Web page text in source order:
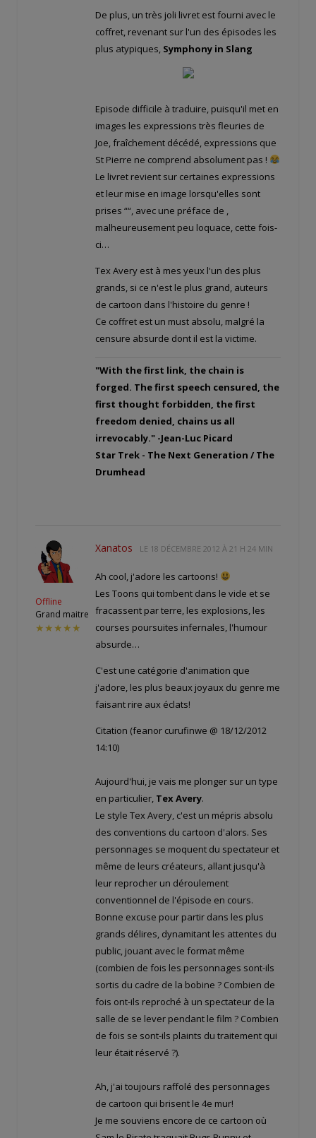
De plus, un très joli livret est fourni avec le
coffret, revenant sur l'un des épisodes les
plus atypiques, Symphony in Slang
Episode difficile à traduire, puisqu'il met en
images les expressions très fleuries de
Joe, fraîchement décédé, expressions que
St Pierre ne comprend absolument pas !
Le livret revient sur certaines expressions
et leur mise en image lorsqu'elles sont
prises ““, avec une préface de ,
malheureusement peu loquace, cette fois-
ci…
Tex Avery est à mes yeux l'un des plus
grands, si ce n'est le plus grand, auteurs
de cartoon dans l'histoire du genre !
Ce coffret est un must absolu, malgré la
censure absurde dont il est la victime.
"With the first link, the chain is
forged. The first speech censured, the
first thought forbidden, the first
freedom denied, chains us all
irrevocably." -Jean-Luc Picard
Star Trek - The Next Generation / The
Drumhead
Offline
Grand maitre
★★★★★
Xanatos LE 18 DÉCEMBRE 2012 À 21 H 24 MIN
Ah cool, j'adore les cartoons!
Les Toons qui tombent dans le vide et se
fracassent par terre, les explosions, les
courses poursuites infernales, l'humour
absurde…
C'est une catégorie d'animation que
j'adore, les plus beaux joyaux du genre me
faisant rire aux éclats!
Citation (feanor curufinwe @ 18/12/2012
14:10)
Aujourd'hui, je vais me plonger sur un type
en particulier, Tex Avery.
Le style Tex Avery, c'est un mépris absolu
des conventions du cartoon d'alors. Ses
personnages se moquent du spectateur et
même de leurs créateurs, allant jusqu'à
leur reprocher un déroulement
conventionnel de l'épisode en cours.
Bonne excuse pour partir dans les plus
grands délires, dynamitant les attentes du
public, jouant avec le format même
(combien de fois les personnages sont-ils
sortis du cadre de la bobine ? Combien de
fois ont-ils reproché à un spectateur de la
salle de se lever pendant le film ? Combien
de fois se sont-ils plaints du traitement qui
leur était réservé ?).
Ah, j'ai toujours raffolé des personnages
de cartoon qui brisent le 4e mur!
Je me souviens encore de ce cartoon où